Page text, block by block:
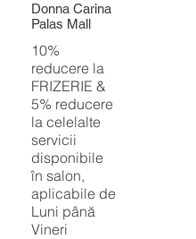
Donna Carina
Palas Mall
10%
reducere la
FRIZERIE &
5% reducere
la celelalte
servicii
disponibile
în salon,
aplicabile de
Luni până
Vineri